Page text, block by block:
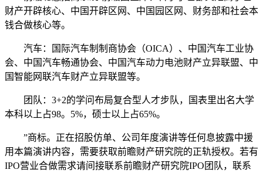
财产开辟核心、中国开辟区网、中国园区网、财务部和社会本
钱合做核心等。
汽车：国际汽车制制商协会（OICA）、中国汽车工业协
会、中国汽车畅通协会、中国汽车动力电池财产立异联盟、中
国智能网联汽车财产立异联盟等。
团队：3+2的学问布局复合型人才步队，国表里出名大学
本科以上占98。5%，硕士以上占65%。
”商标。正在招股仿单、公司年度演讲等任何息披露中援
用本篇演讲内容，需要获取前瞻财产研究院的正轨授权。若有
IPO营业合做需求请间接联系前瞻财产研究院IPO团队，联系